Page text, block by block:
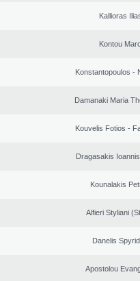
Kallioras
Kontou
Konstantopoulos -
Damanaki Maria
Kouvelis Fotios -
Dragasakis
Kounalakis
Alfieri Styliani
Danelis
Apostolou